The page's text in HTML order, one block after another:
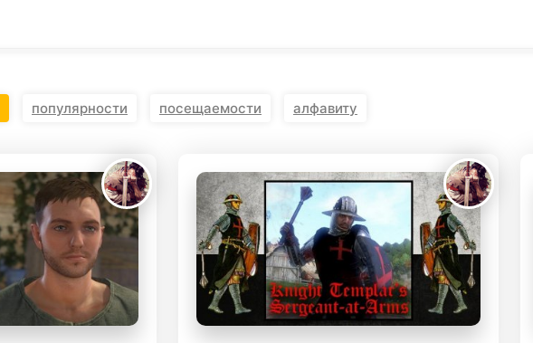
популярности посещаемости алфавиту